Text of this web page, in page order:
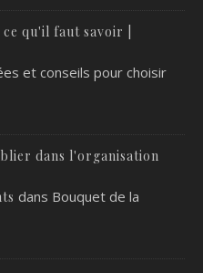
qu'il faut savoir |
et conseils pour choisir
dans l'organisation
dans Bouquet de la